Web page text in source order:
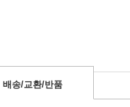
배송/교환/반품